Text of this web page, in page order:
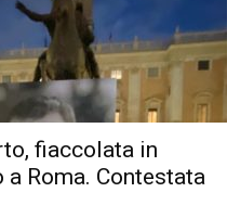
fiaccolata in
a Roma. Contestata